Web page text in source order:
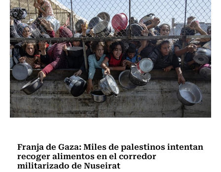
Franja de Gaza: Miles de palestinos intentan
recoger alimentos en el corredor
militarizado de Nuseirat